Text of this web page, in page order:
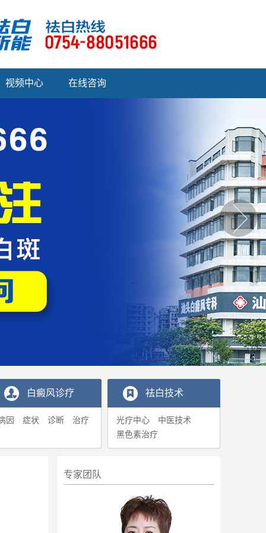
视频中心 在线咨询
白癜风诊疗
因 症状 诊断 治疗
袪白技术
光疗中心
中医技术
黑色素治疗
专家团队